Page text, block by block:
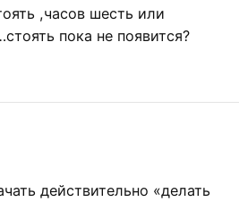
,часов шесть или
пока не появится?
действительно «делать